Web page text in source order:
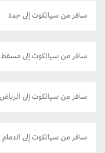
سافر من سيالكوت إلى جدة
سافر من سيالكوت إلى مسقط
سافر من سيالكوت إلى الرياض
سافر من سيالكوت إلى الدمام